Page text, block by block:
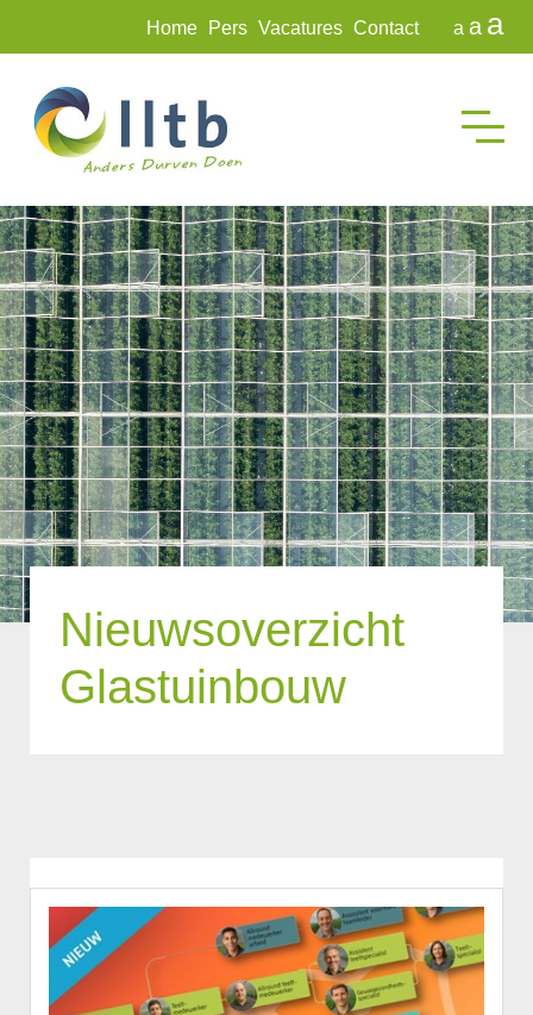
Home Pers Vacatures Contact a a a
Nieuwsoverzicht
Glastuinbouw